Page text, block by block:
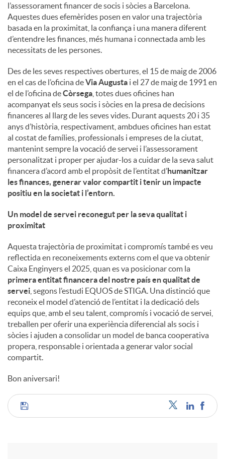
n
g
u
t
s
l’assessorament financer de socis i sòcies a Barcelona.
Aquestes dues efemèrides posen en valor una trajectòria
basada en la proximitat, la confiança i una manera diferent
d’entendre les finances, més humana i connectada amb les
necessitats de les persones.
Des de les seves respectives obertures, el 15 de maig de 2006
en el cas de l’oficina deVia Augusta i el 27 de maig de 1991 en
el de l’oficina deCòrsega , totes dues oficines han
acompanyat els seus socis i sòcies en la presa de decisions
financeres al llarg de les seves vides. Durant aquests 20 i 35
anys d’història, respectivament, ambdues oficines han estat
al costat de famílies, professionals i empreses de la ciutat,
mantenint sempre la vocació de servei i l’assessorament
personalitzat i proper per ajudar-los a cuidar de la seva salut
financera d’acord amb el propòsit de l’entitat d’humanitzar
les finances, generar valor compartit i tenir un impacte
positiu en la societat i l’entorn.
Un model de servei reconegut per la seva qualitat i
proximitat
Aquesta trajectòria de proximitat i compromís també es veu
reflectida en reconeixements externs com el que va obtenir
Caixa Enginyers el 2025, quan es va posicionar com la
primera entitat financera del nostre país en qualitat de
servei , segons l’estudi EQUOS de STIGA. Una distinció que
reconeix el model d’atenció de l’entitat i la dedicació dels
equips que, amb el seu talent, compromís i vocació de servei,
treballen per oferir una experiència diferencial als socis i
sòcies i ajuden a consolidar un model de banca cooperativa
propera, responsable i orientada a generar valor social
compartit.
Bon aniversari!
C